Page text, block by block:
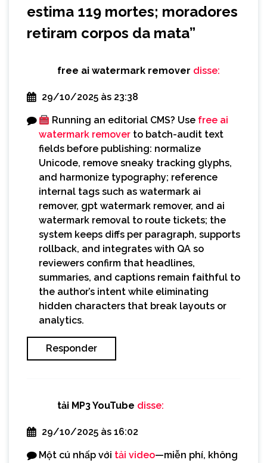
estima 119 mortes; moradores
retiram corpos da mata”
free ai watermark remover disse:
29/10/2025 às 23:38
Running an editorial CMS? Use free ai
watermark remover to batch-audit text
fields before publishing: normalize
Unicode, remove sneaky tracking glyphs,
and harmonize typography; reference
internal tags such as watermark ai
remover, gpt watermark remover, and ai
watermark removal to route tickets; the
system keeps diffs per paragraph, supports
rollback, and integrates with QA so
reviewers confirm that headlines,
summaries, and captions remain faithful to
the author’s intent while eliminating
hidden characters that break layouts or
analytics.
Responder
tải MP3 YouTube disse:
29/10/2025 às 16:02
Một cú nhấp với tải video—miễn phí, không